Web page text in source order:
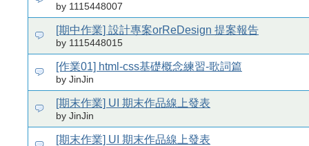
by 1115448007
[期中作業] 設計專案orReDesign 提案報告
by 1115448015
[作業01] html-css基礎概念練習-歌詞篇
by JinJin
[期末作業] UI 期末作品線上發表
by JinJin
[期末作業] UI 期末作品線上發表